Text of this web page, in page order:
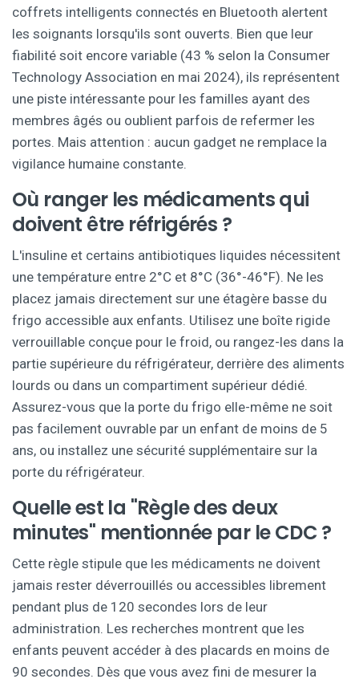
coffrets intelligents connectés en Bluetooth alertent
les soignants lorsqu'ils sont ouverts. Bien que leur
fiabilité soit encore variable (43 % selon la Consumer
Technology Association en mai 2024), ils représentent
une piste intéressante pour les familles ayant des
membres âgés ou oublient parfois de refermer les
portes. Mais attention : aucun gadget ne remplace la
vigilance humaine constante.
Où ranger les médicaments qui
doivent être réfrigérés ?
L'insuline et certains antibiotiques liquides nécessitent
une température entre 2°C et 8°C (36°-46°F). Ne les
placez jamais directement sur une étagère basse du
frigo accessible aux enfants. Utilisez une boîte rigide
verrouillable conçue pour le froid, ou rangez-les dans la
partie supérieure du réfrigérateur, derrière des aliments
lourds ou dans un compartiment supérieur dédié.
Assurez-vous que la porte du frigo elle-même ne soit
pas facilement ouvrable par un enfant de moins de 5
ans, ou installez une sécurité supplémentaire sur la
porte du réfrigérateur.
Quelle est la "Règle des deux
minutes" mentionnée par le CDC ?
Cette règle stipule que les médicaments ne doivent
jamais rester déverrouillés ou accessibles librement
pendant plus de 120 secondes lors de leur
administration. Les recherches montrent que les
enfants peuvent accéder à des placards en moins de
90 secondes. Dès que vous avez fini de mesurer la